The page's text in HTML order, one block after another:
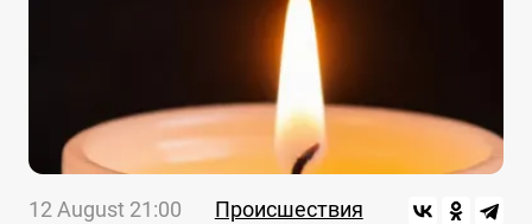
12 August 21:00 Происшествия